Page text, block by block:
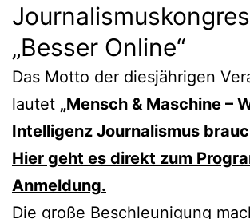
„Besser Online“
Das Motto der diesjährigen
lautet „Mensch & Maschine –
Intelligenz Journalismus
Hier geht es direkt zum
Anmeldung.
Die große Beschleunigung